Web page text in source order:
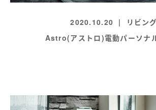
2020.10.20
リビング
Astro(アストロ)電動パーソナ